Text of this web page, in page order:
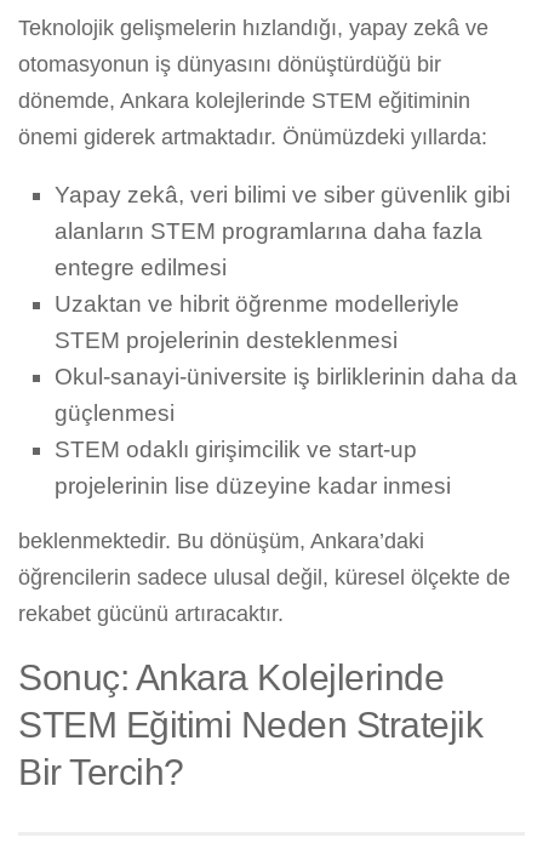
Teknolojik gelişmelerin hızlandığı, yapay zekâ ve
otomasyonun iş dünyasını dönüştürdüğü bir
dönemde, Ankara kolejlerinde STEM eğitiminin
önemi giderek artmaktadır. Önümüzdeki yıllarda:
Yapay zekâ, veri bilimi ve siber güvenlik gibi
alanların STEM programlarına daha fazla
entegre edilmesi
Uzaktan ve hibrit öğrenme modelleriyle
STEM projelerinin desteklenmesi
Okul-sanayi-üniversite iş birliklerinin daha da
güçlenmesi
STEM odaklı girişimcilik ve start-up
projelerinin lise düzeyine kadar inmesi
beklenmektedir. Bu dönüşüm, Ankara’daki
öğrencilerin sadece ulusal değil, küresel ölçekte de
rekabet gücünü artıracaktır.
Sonuç: Ankara Kolejlerinde
STEM Eğitimi Neden Stratejik
Bir Tercih?